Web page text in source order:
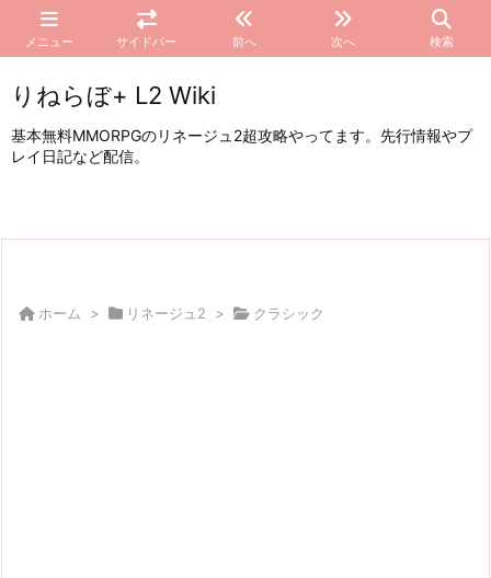
メニュー サイドバー 前へ 次へ 検索
りねらぼ+ L2 Wiki
基本無料MMORPGのリネージュ2超攻略やってます。先行情報やプ
レイ日記など配信。
ホーム > リネージュ2 > クラシック